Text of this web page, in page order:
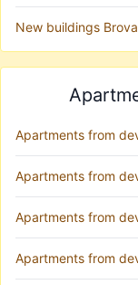
New buildings
Apartments from
Apartments from
Apartments from
Apartments from